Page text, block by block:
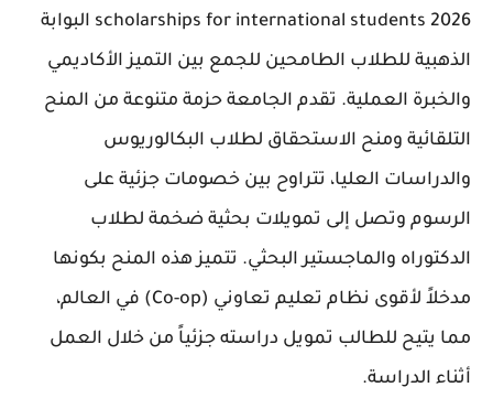
scholarships for international students 2026 البوابة
الذهبية للطلاب الطامحين للجمع بين التميز الأكاديمي
والخبرة العملية. تقدم الجامعة حزمة متنوعة من المنح
التلقائية ومنح الاستحقاق لطلاب البكالوريوس
والدراسات العليا، تتراوح بين خصومات جزئية على
الرسوم وتصل إلى تمويلات بحثية ضخمة لطلاب
الدكتوراه والماجستير البحثي. تتميز هذه المنح بكونها
مدخلاً لأقوى نظام تعليم تعاوني (Co-op) في العالم،
مما يتيح للطالب تمويل دراسته جزئياً من خلال العمل
أثناء الدراسة.